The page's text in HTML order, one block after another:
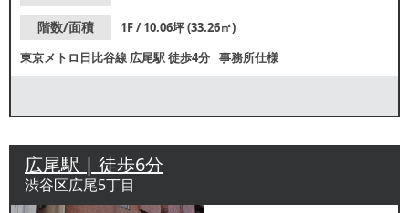
階数/面積
1F / 10.06坪 (33.26㎡)
東京メトロ日比谷線 広尾駅徒歩4分 事務所仕様
広尾駅 | 徒歩6分
渋谷区広尾5丁目